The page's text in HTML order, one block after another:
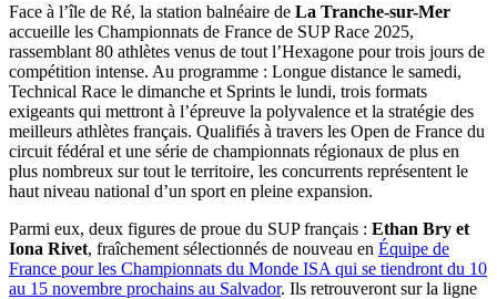
Face à l’île de Ré, la station balnéaire de La Tranche-sur-Mer
accueille les Championnats de France de SUP Race 2025,
rassemblant 80 athlètes venus de tout l’Hexagone pour trois jours de
compétition intense. Au programme : Longue distance le samedi,
Technical Race le dimanche et Sprints le lundi, trois formats
exigeants qui mettront à l’épreuve la polyvalence et la stratégie des
meilleurs athlètes français. Qualifiés à travers les Open de France du
circuit fédéral et une série de championnats régionaux de plus en
plus nombreux sur tout le territoire, les concurrents représentent le
haut niveau national d’un sport en pleine expansion.
Parmi eux, deux figures de proue du SUP français : Ethan Bry et
Iona Rivet, fraîchement sélectionnés de nouveau en Équipe de
France pour les Championnats du Monde ISA qui se tiendront du 10
au 15 novembre prochains au Salvador. Ils retrouveront sur la ligne